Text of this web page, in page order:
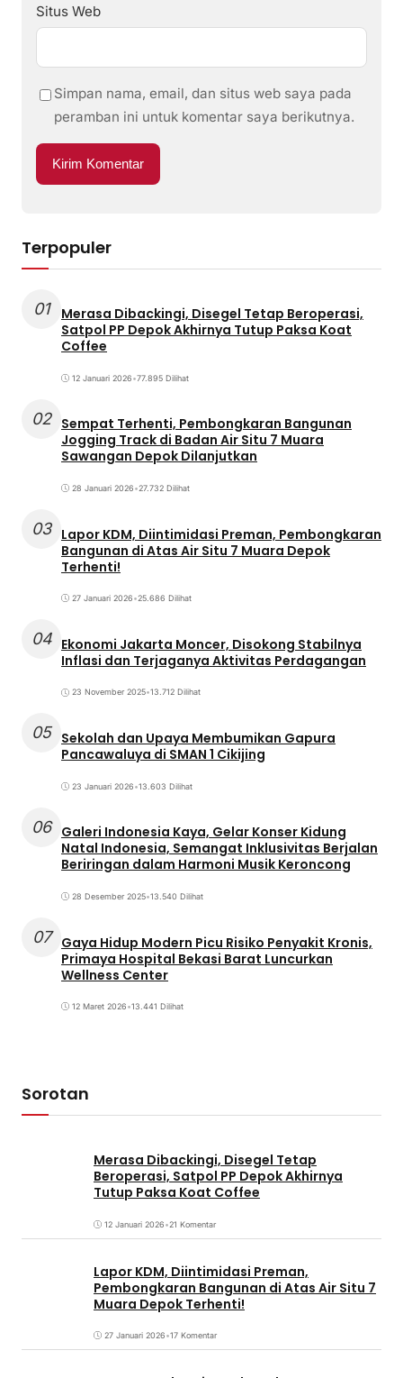
Situs Web
Simpan nama, email, dan situs web saya pada
peramban ini untuk komentar saya berikutnya.
Terpopuler
01
Merasa Dibackingi, Disegel Tetap Beroperasi,
Satpol PP Depok Akhirnya Tutup Paksa Koat
Coffee
12 Januari 2026•77.895 Dilihat
02 Sempat Terhenti, Pembongkaran Bangunan
Jogging Track di Badan Air Situ 7 Muara
Sawangan Depok Dilanjutkan
28 Januari 2026•27.732 Dilihat
03 Lapor KDM, Diintimidasi Preman, Pembongkaran
Bangunan di Atas Air Situ 7 Muara Depok
Terhenti!
27 Januari 2026•25.686 Dilihat
04 Ekonomi Jakarta Moncer, Disokong Stabilnya
Inflasi dan Terjaganya Aktivitas Perdagangan
23 November 2025•13.712 Dilihat
05 Sekolah dan Upaya Membumikan Gapura
Pancawaluya di SMAN 1 Cikijing
23 Januari 2026•13.603 Dilihat
06 Galeri Indonesia Kaya, Gelar Konser Kidung
Natal Indonesia, Semangat Inklusivitas Berjalan
Beriringan dalam Harmoni Musik Keroncong
28 Desember 2025•13.540 Dilihat
07
Gaya Hidup Modern Picu Risiko Penyakit Kronis,
Primaya Hospital Bekasi Barat Luncurkan
Wellness Center
12 Maret 2026•13.441 Dilihat
Sorotan
Merasa Dibackingi, Disegel Tetap
Beroperasi, Satpol PP Depok Akhirnya
Tutup Paksa Koat Coffee
12 Januari 2026•21 Komentar
Lapor KDM, Diintimidasi Preman,
Pembongkaran Bangunan di Atas Air Situ 7
Muara Depok Terhenti!
27 Januari 2026•17 Komentar